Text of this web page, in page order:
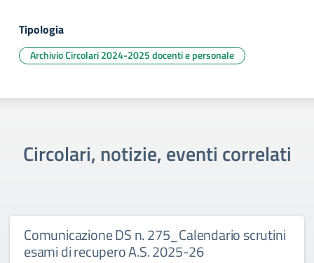
Tipologia
Archivio Circolari 2024-2025 docenti e personale
Circolari, notizie, eventi correlati
Comunicazione DS n. 275_Calendario scrutini
esami di recupero A.S. 2025-26